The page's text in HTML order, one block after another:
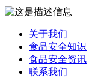
关于我们
食品安全知识
食品安全资讯
联系我们